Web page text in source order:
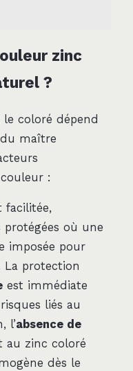
zinc
?
coloré dépend
maître
:
facilitée,
où une
imposée pour
La protection
est immédiate
liés au
l’absence de
au zinc coloré
dès le